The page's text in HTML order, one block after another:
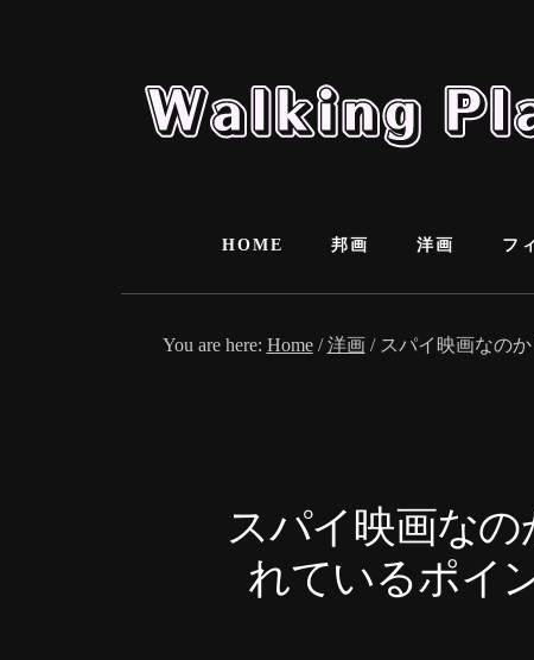
HOME 邦画 洋画 フ
You are here: Home / 洋画 /スパイ映画なのか
スパイ映画な
れているポイ